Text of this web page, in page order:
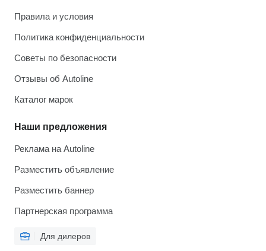
Правила и условия
Политика конфиденциальности
Советы по безопасности
Отзывы об Autoline
Каталог марок
Наши предложения
Реклама на Autoline
Разместить объявление
Разместить баннер
Партнерская программа
Для дилеров